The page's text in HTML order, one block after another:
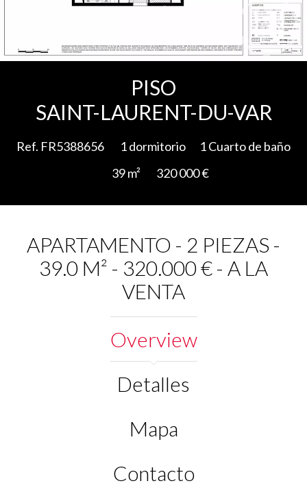
PISO
SAINT-LAURENT-DU-VAR
Ref. FR5388656 1 dormitorio
1 Cuarto de baño
39 m²
320 000 €
APARTAMENTO - 2 PIEZAS -
39.0 M² - 320.000 € - A LA
VENTA
Overview
Detalles
Mapa
Contacto